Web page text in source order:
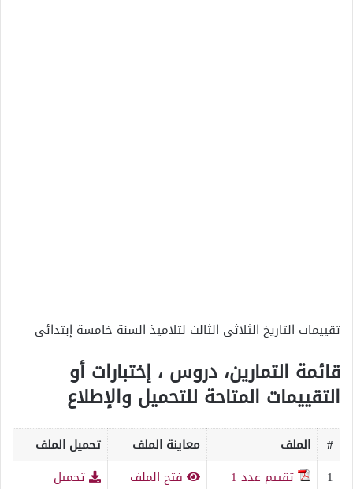
تقييمات التاريخ الثلاثي الثالث لتلاميذ السنة خامسة إبتدائي
قائمة التمارين، دروس ، إختبارات أو
التقييمات المتاحة للتحميل والإطلاع
# الملف معاينة الملف
تحميل الملف
1
تقييم عدد 1 فتح الملف
تحميل